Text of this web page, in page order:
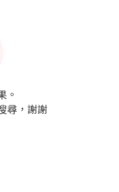
。
尋，謝謝